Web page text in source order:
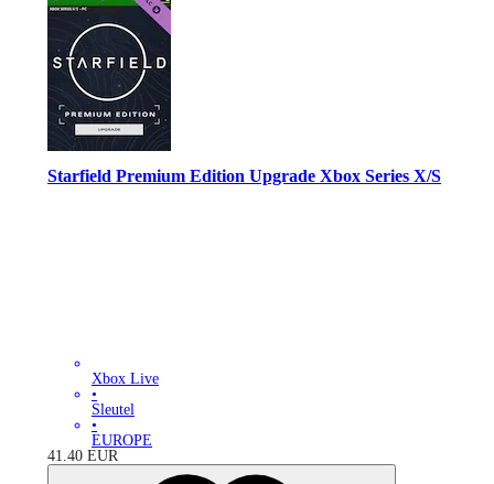
Starfield Premium Edition Upgrade Xbox Series X/S
Xbox Live
•
Sleutel
•
EUROPE
41.40 EUR